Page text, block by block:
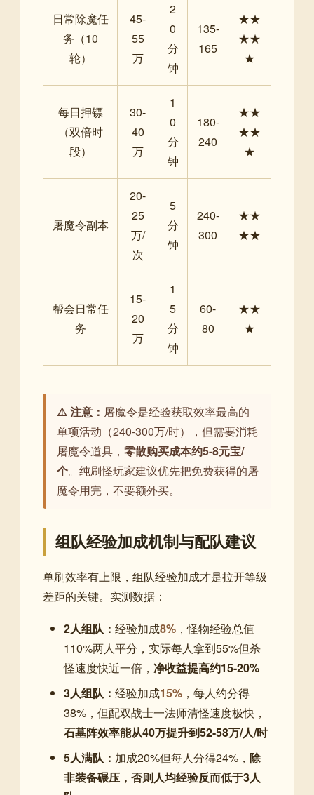
日常除魔任
务（10
轮）
45-
55
万
2
0
分
钟
135-
165
★★
★★
★
每日押镖
（双倍时
段）
30-
40
万
1
0
分
钟
180-
240
★★
★★
★
屠魔令副本
20-
25
万/
次
5
分
钟
240-
300
★★
★★
帮会日常任
务
15-
20
万
1
5
分
钟
60-
80
★★
★
⚠️ 注意： 屠魔令是经验获取效率最高的
单项活动（240-300万/时），但需要消耗
屠魔令道具， 零散购买成本约5-8元宝/
个。纯刷怪玩家建议优先把免费获得的屠
魔令用完，不要额外买。
组队经验加成机制与配队建议
单刷效率有上限，组队经验加成才是拉开等级
差距的关键。实测数据：
2人组队： 经验加成8% ，怪物经验总值
110%两人平分，实际每人拿到55%但杀
怪速度快近一倍， 净收益提高约15-20%
3人组队： 经验加成15% ，每人约分得
38%，但配双战士一法师清怪速度极快，
石墓阵效率能从40万提升到52-58万/人/时
5人满队： 加成20%但每人分得24%， 除
非装备碾压，否则人均经验反而低于3人